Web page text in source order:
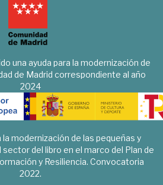
una ayuda para la modernización de
de Madrid correspondiente al año
2024
la modernización de las pequeñas y
del libro en el marco del Plan de
y Resiliencia. Convocatoria
2022.